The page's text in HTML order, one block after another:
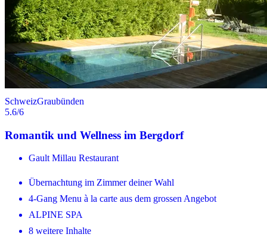
SchweizGraubünden
5.6/6
Romantik und Wellness im Bergdorf
Gault Millau Restaurant
Übernachtung im Zimmer deiner Wahl
4-Gang Menu à la carte aus dem grossen Angebot
ALPINE SPA
8 weitere Inhalte